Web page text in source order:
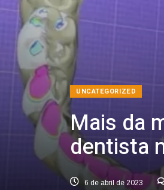
UNCATEGORIZED
Mais da
dentista
6 de abril de 2023